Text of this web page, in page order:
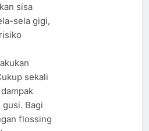
sisa
sela gigi,
sekali
Bagi
flossing